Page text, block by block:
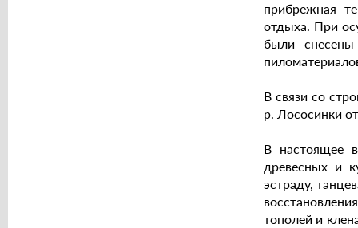
прибрежная
отдыха. При
были снесены
В связи со
р. Лососинки
В настоящее
древесных и
эстраду,
тополей и